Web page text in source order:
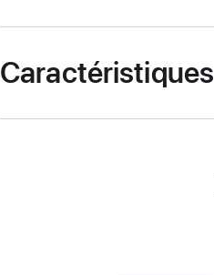
Caractéristiques